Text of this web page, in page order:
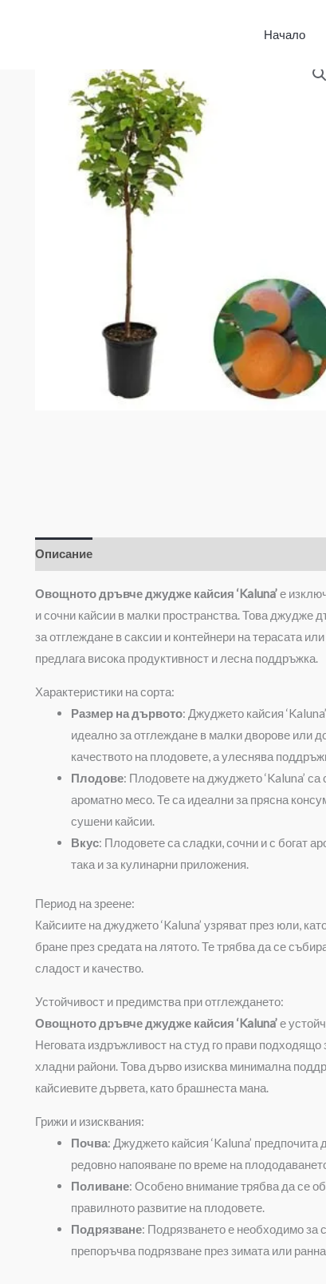
Начало
Описание
Овощното дръвче джудже кайсия ‘Kaluna’е
и сочни кайсии в малки пространства. Това джудже
за отглеждане в саксии и контейнери на терасата
предлага висока продуктивност и лесна поддръжка.
Характеристики на сорта:
Размер на дървото: Джуджето кайсия
идеално за отглеждане в малки дворове или
качеството на плодовете, а улеснява
Плодове: Плодовете на джуджето ‘Kaluna’
ароматно месо. Те са идеални за прясна
сушени кайсии.
Вкус: Плодовете са сладки, сочни и с богат
така и за кулинарни приложения.
Период на зреене:
Кайсиите на джуджето ‘Kaluna’ узряват през юли,
бране през средата на лятото. Те трябва да се
сладост и качество.
Устойчивост и предимства при отглеждането:
Овощното дръвче джудже кайсия ‘Kaluna’е
Неговата издръжливост на студ го прави
хладни райони. Това дърво изисква минимална
кайсиевите дървета, като брашнеста мана.
Грижи и изисквания:
Почва: Джуджето кайсия ‘Kaluna’
редовно напояване по време на
Поливане: Особено внимание трябва да се
правилното развитие на плодовете.
Подрязване: Подрязването е необходимо за
препоръчва подрязване през зимата или